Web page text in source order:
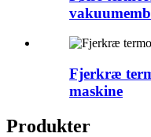
Fjerkræ
maskine
Produkter